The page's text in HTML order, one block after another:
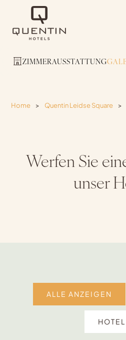
ZIMMERAUSSTATTUNG
Home > Quentin Leidse Square >
Werfen Sie
unser
ALLE ANZEIGEN
HOTEL